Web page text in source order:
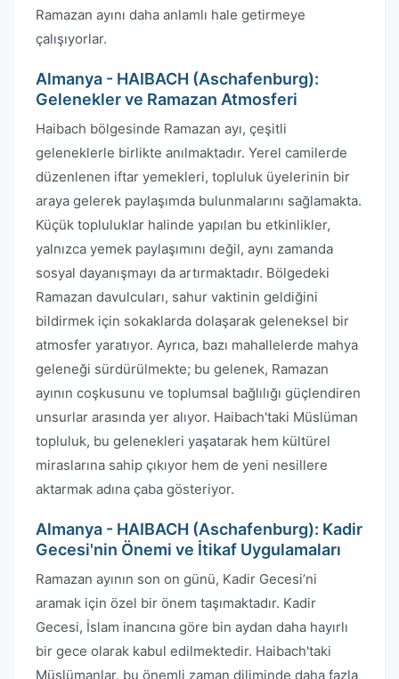
Ramazan ayını daha anlamlı hale getirmeye
çalışıyorlar.
Almanya - HAIBACH (Aschafenburg):
Gelenekler ve Ramazan Atmosferi
Haibach bölgesinde Ramazan ayı, çeşitli
geleneklerle birlikte anılmaktadır. Yerel camilerde
düzenlenen iftar yemekleri, topluluk üyelerinin bir
araya gelerek paylaşımda bulunmalarını sağlamakta.
Küçük topluluklar halinde yapılan bu etkinlikler,
yalnızca yemek paylaşımını değil, aynı zamanda
sosyal dayanışmayı da artırmaktadır. Bölgedeki
Ramazan davulcuları, sahur vaktinin geldiğini
bildirmek için sokaklarda dolaşarak geleneksel bir
atmosfer yaratıyor. Ayrıca, bazı mahallelerde mahya
geleneği sürdürülmekte; bu gelenek, Ramazan
ayının coşkusunu ve toplumsal bağlılığı güçlendiren
unsurlar arasında yer alıyor. Haibach'taki Müslüman
topluluk, bu gelenekleri yaşatarak hem kültürel
miraslarına sahip çıkıyor hem de yeni nesillere
aktarmak adına çaba gösteriyor.
Almanya - HAIBACH (Aschafenburg): Kadir
Gecesi'nin Önemi ve İtikaf Uygulamaları
Ramazan ayının son on günü, Kadir Gecesi’ni
aramak için özel bir önem taşımaktadır. Kadir
Gecesi, İslam inancına göre bin aydan daha hayırlı
bir gece olarak kabul edilmektedir. Haibach'taki
Müslümanlar, bu önemli zaman diliminde daha fazla